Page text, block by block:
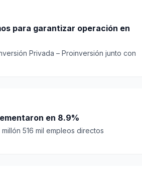
para garantizar operación en
Privada – Proinversión junto con
en 8.9%
516 mil empleos directos